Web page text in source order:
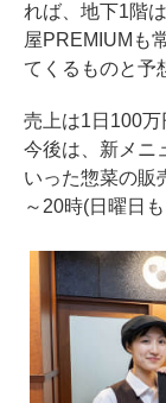
れば、地下1階
屋PREMIUMも
てくるものと予
売上は1日100万
今後は、新メニ
いった惣菜の販
～20時(日曜日